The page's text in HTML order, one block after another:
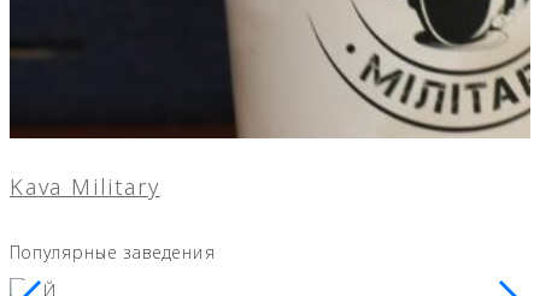
Kava Military
Популярные заведения